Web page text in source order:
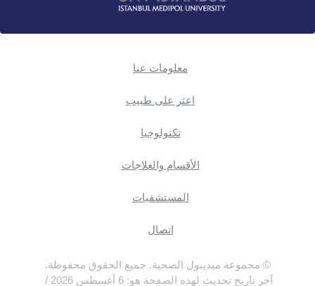
معلومات عنا
اعثر على طبيب
تكنولوجيا
الأقسام والعلاجات
المستشفيات
اتصال
© مجموعة ميديبول الصحية. جميع الحقوق محفوظة.
آخر تاريخ تحديث لهذه الصفحة هو: 6 أغسطس 2026 /